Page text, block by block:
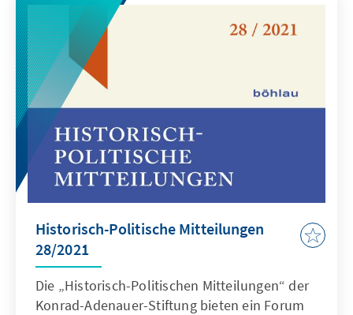
Historisch-Politische Mitteilungen
28/2021
Die „Historisch-Politischen Mitteilungen“ der
Konrad-Adenauer-Stiftung bieten ein Forum